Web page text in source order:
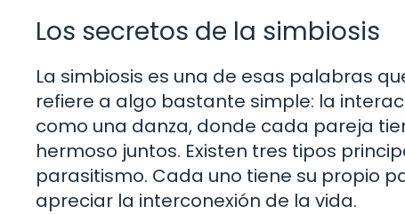
Los secretos de la simbiosis
La simbiosis es una de esas palabras
refiere a algo bastante simple: la
como una danza, donde cada pareja
hermoso juntos. Existen tres tipos
parasitismo. Cada uno tiene su propio
apreciar la interconexión de la vida.